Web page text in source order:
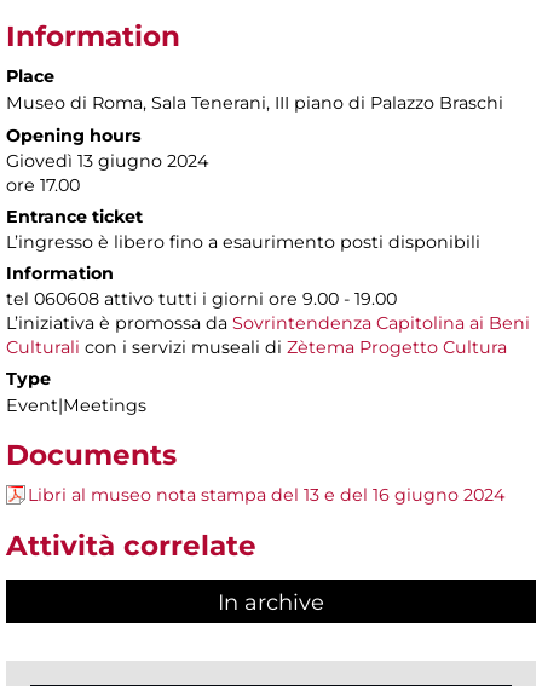
Information
Place
Museo di Roma, Sala Tenerani, III piano di Palazzo Braschi
Opening hours
Giovedì 13 giugno 2024
ore 17.00
Entrance ticket
L’ingresso è libero fino a esaurimento posti disponibili
Information
tel 060608 attivo tutti i giorni ore 9.00 - 19.00
L’iniziativa è promossa da Sovrintendenza Capitolina ai Beni
Culturali con i servizi museali di Zètema Progetto Cultura
Type
Event|Meetings
Documents
Libri al museo nota stampa del 13 e del 16 giugno 2024
Attività correlate
In archive